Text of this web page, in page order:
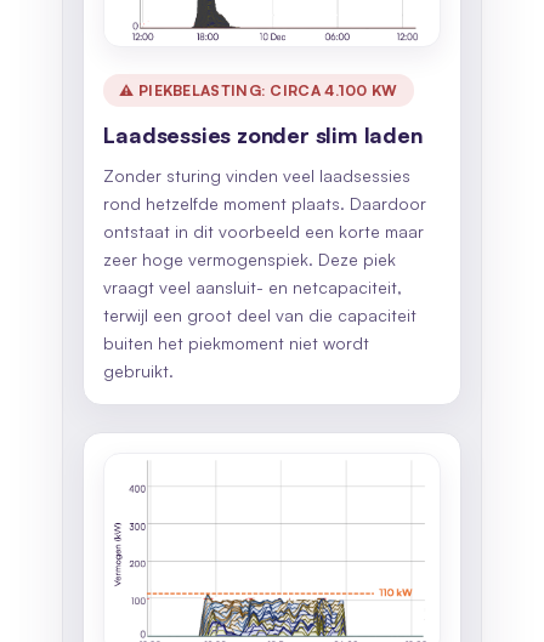
⚠ PIEKBELASTING: CIRCA 4.100 KW
Laadsessies zonder slim laden
Zonder sturing vinden veel laadsessies
rond hetzelfde moment plaats. Daardoor
ontstaat in dit voorbeeld een korte maar
zeer hoge vermogenspiek. Deze piek
vraagt veel aansluit- en netcapaciteit,
terwijl een groot deel van die capaciteit
buiten het piekmoment niet wordt
gebruikt.